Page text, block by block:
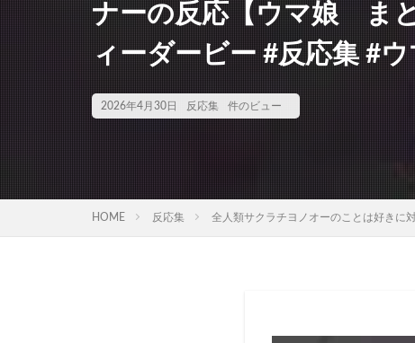
ナーの反応【ウマ娘 ま
ィーダービー #反応集 #
2026年4月30日 反応集 件のビュー
HOME 反応集 全人類サクラチヨノオーのことは好きに